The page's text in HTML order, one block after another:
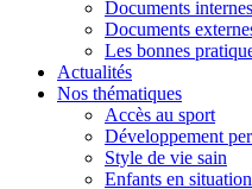
Documents internes
Documents
Les bonnes
Actualités
Nos thématiques
Accès au sport
Développement
Style de vie sain
Enfants en